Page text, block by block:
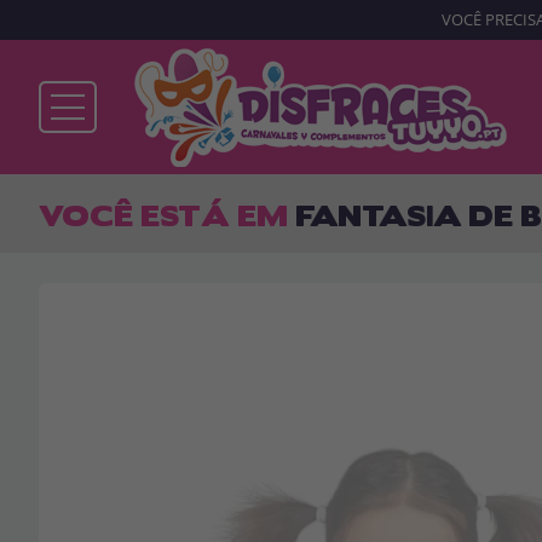
Já sou cliente
VOCÊ
VOCÊ ESTÁ EM FANTASIA DE